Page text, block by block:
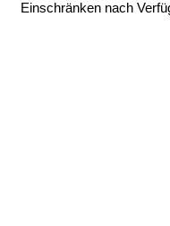
Einschränken nach